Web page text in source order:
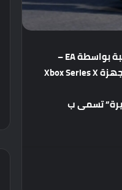
وفقًا للموقع لـ Aggiornamenti Lumia بأن لعبة F1 2021 ستصدر في 16 يوليو و سيتم نشر اللعبة بواسطة EA –
التي استحوذت مؤخرًا على مطور F1 Codemasters – وصرح الموقع بأن لعبة F1 ستصدر على اجهزة Xbox Series X
تسمى ب